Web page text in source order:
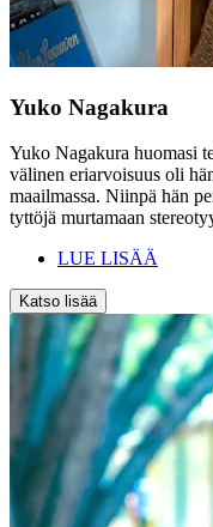
Yuko Nagakura
Yuko Nagakura huomasi
välinen eriarvoisuus oli
maailmassa. Niinpä hän
tyttöjä murtamaan
LUE LISÄÄ
Katso lisää